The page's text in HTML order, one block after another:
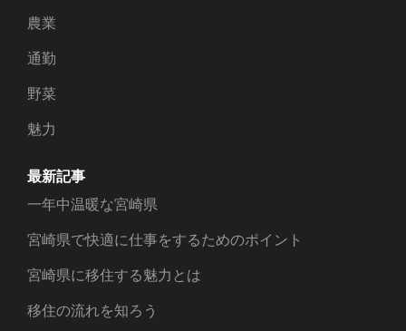
農業
通勤
野菜
魅力
最新記事
一年中温暖な宮崎県
宮崎県で快適に仕事をするためのポイント
宮崎県に移住する魅力とは
移住の流れを知ろう